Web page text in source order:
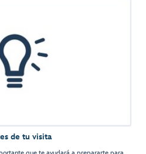
de tu visita